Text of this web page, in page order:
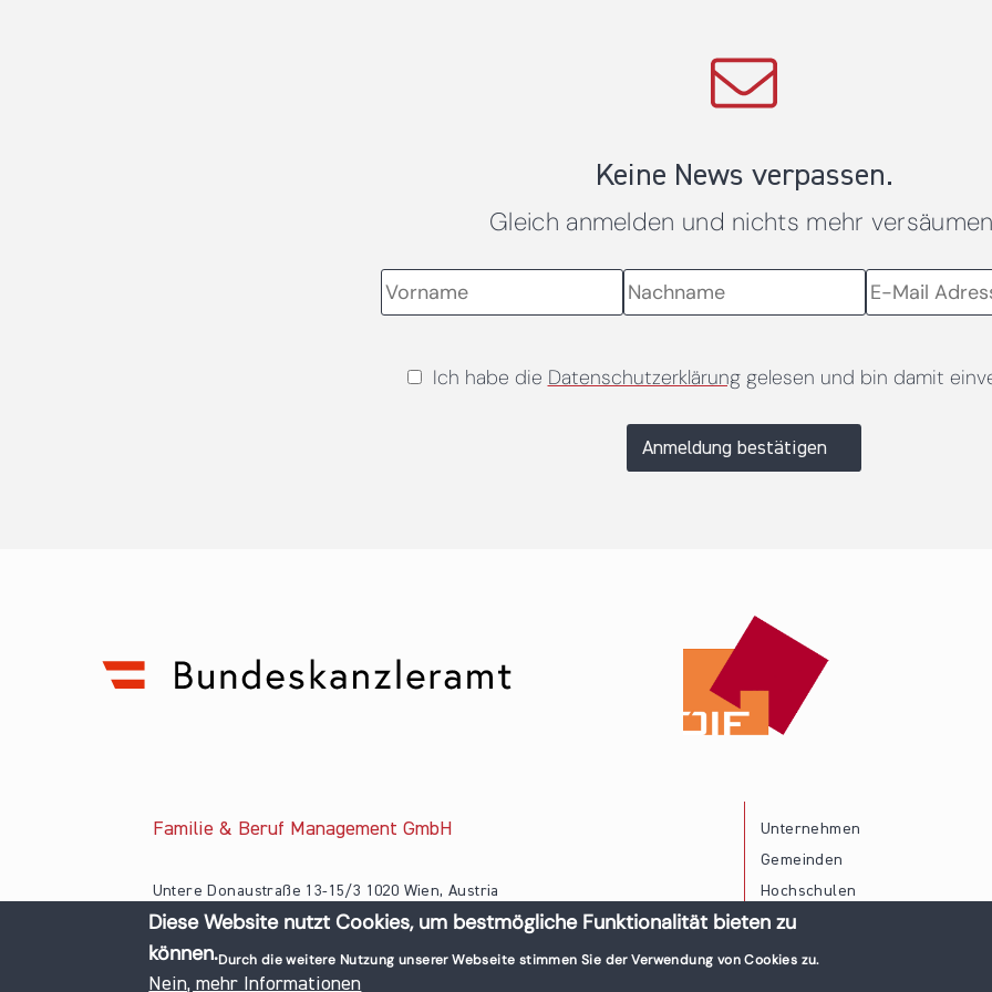
Keine News verpassen.
Gleich anmelden und nichts mehr
Ich habe die Datenschutzerklärunggelesen und bin damit
Anmeldung bestätigen
Familie & Beruf Management GmbH
Untere Donaustraße 13-15/3 1020 Wien, Austria
+43 1 218 50 70
office@familieundberuf.at
Unternehmen
Gemeinden
Hochschulen
Persönliche Vereinbarkeit
© 2026 Familie und Beruf All rights reserved.
Diese Website nutzt Cookies, um bestmögliche Funktionalität bieten zu
können.Durch die weitere Nutzung unserer Webseite stimmen Sie der Verwendung von Cookies zu.
Nein, mehr Informationen